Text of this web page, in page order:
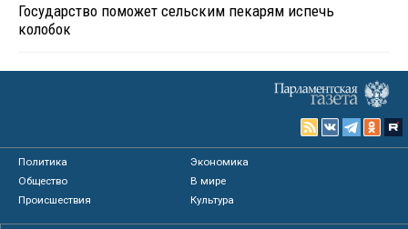
Государство поможет сельским пекарям испечь
колобок
Политика
Экономика
Общество
В мире
Происшествия
Культура